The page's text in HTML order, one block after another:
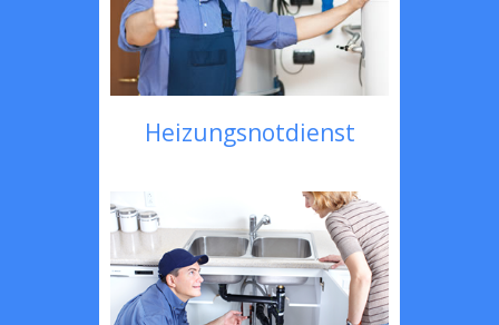
Heizungsnotdienst